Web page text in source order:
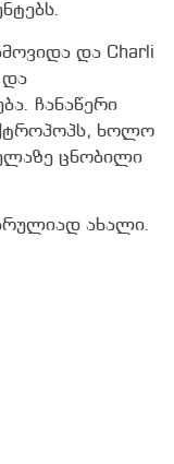
და Charli
და
ჩანაწერი
ხოლო
ცნობილი
ახალი.